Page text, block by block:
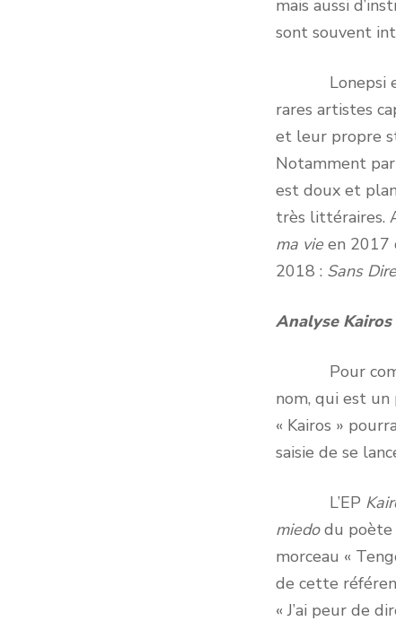
mais aussi
sont souvent
Lonepsi est
rares artistes
et leur propre
Notamment
est doux et
très littéraires.
ma vie en 2017
2018 : Sans
Analyse Kairos
Pour
nom, qui est un
« Kairos »
saisie de se
L’EP
miedodu poète
morceau «
de cette
« J’ai peur de